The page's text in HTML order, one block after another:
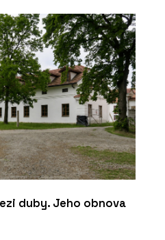
duby. Jeho obnova